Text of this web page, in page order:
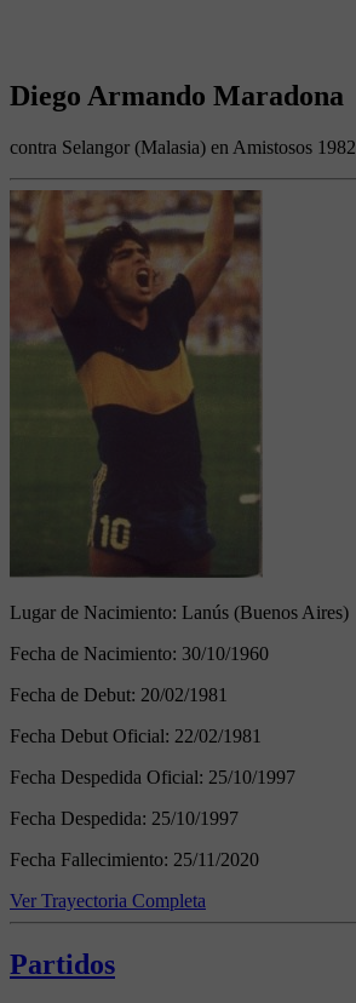
Diego Armando Maradona
contra Selangor (Malasia) en Amistosos 1982
Lugar de Nacimiento: Lanús (Buenos Aires)
Fecha de Nacimiento: 30/10/1960
Fecha de Debut: 20/02/1981
Fecha Debut Oficial: 22/02/1981
Fecha Despedida Oficial: 25/10/1997
Fecha Despedida: 25/10/1997
Fecha Fallecimiento: 25/11/2020
Ver Trayectoria Completa
Partidos